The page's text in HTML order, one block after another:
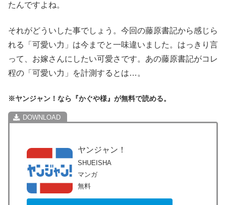
たんですよね。
それがどういした事でしょう。今回の藤原書記から感じら
れる「可愛い力」は今までと一味違いました。はっきり言
って、お嫁さんにしたい可愛さです。あの藤原書記がコレ
程の「可愛い力」を計測するとは…。
※ヤンジャン！なら『かぐや様』が無料で読める。
ヤンジャン！
SHUEISHA
マンガ
無料